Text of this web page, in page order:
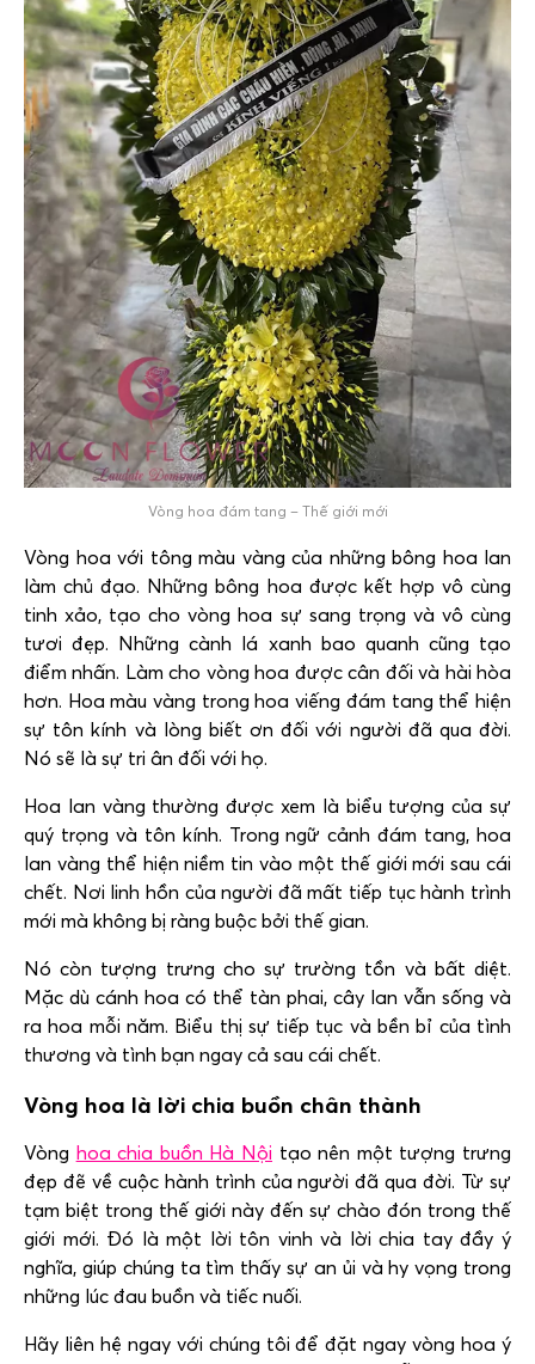
Vòng hoa đám tang – Thế giới mới
Vòng hoa với tông màu vàng của những bông hoa lan
làm chủ đạo. Những bông hoa được kết hợp vô cùng
tinh xảo, tạo cho vòng hoa sự sang trọng và vô cùng
tươi đẹp. Những cành lá xanh bao quanh cũng tạo
điểm nhấn. Làm cho vòng hoa được cân đối và hài hòa
hơn. Hoa màu vàng trong hoa viếng đám tang thể hiện
sự tôn kính và lòng biết ơn đối với người đã qua đời.
Nó sẽ là sự tri ân đối với họ.
Hoa lan vàng thường được xem là biểu tượng của sự
quý trọng và tôn kính. Trong ngữ cảnh đám tang, hoa
lan vàng thể hiện niềm tin vào một thế giới mới sau cái
chết. Nơi linh hồn của người đã mất tiếp tục hành trình
mới mà không bị ràng buộc bởi thế gian.
Nó còn tượng trưng cho sự trường tồn và bất diệt.
Mặc dù cánh hoa có thể tàn phai, cây lan vẫn sống và
ra hoa mỗi năm. Biểu thị sự tiếp tục và bền bỉ của tình
thương và tình bạn ngay cả sau cái chết.
Vòng hoa là lời chia buồn chân thành
Vòng hoa chia buồn Hà Nội tạo nên một tượng trưng
đẹp đẽ về cuộc hành trình của người đã qua đời. Từ sự
tạm biệt trong thế giới này đến sự chào đón trong thế
giới mới. Đó là một lời tôn vinh và lời chia tay đầy ý
nghĩa, giúp chúng ta tìm thấy sự an ủi và hy vọng trong
những lúc đau buồn và tiếc nuối.
Hãy liên hệ ngay với chúng tôi để đặt ngay vòng hoa ý